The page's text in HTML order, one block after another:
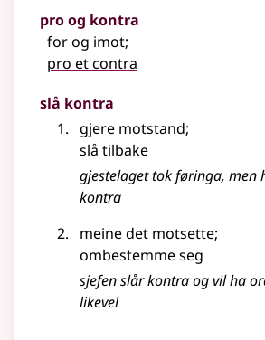
pro og kontra
for og imot;
pro et contra
slå kontra
gjere motstand;
slå tilbake
gjestelaget tok føringa, men
kontra
meine det motsette;
ombestemme seg
sjefen slår kontra og vil ha
likevel